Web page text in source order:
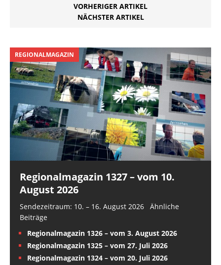
VORHERIGER ARTIKEL
NÄCHSTER ARTIKEL
REGIONALMAGAZIN
Regionalmagazin 1327 – vom 10.
August 2026
Sendezeitraum: 10. – 16. August 2026 Ähnliche
Beiträge
Regionalmagazin 1326 – vom 3. August 2026
Regionalmagazin 1325 – vom 27. Juli 2026
Regionalmagazin 1324 – vom 20. Juli 2026